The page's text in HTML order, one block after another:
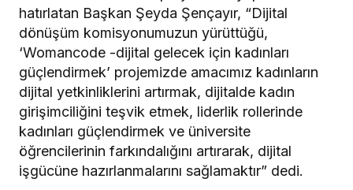
hatırlatan Başkan Şeyda Şençayır, “Dijital
dönüşüm komisyonumuzun yürüttüğü,
‘Womancode -dijital gelecek için kadınları
güçlendirmek’ projemizde amacımız kadınların
dijital yetkinliklerini artırmak, dijitalde kadın
girişimciliğini teşvik etmek, liderlik rollerinde
kadınları güçlendirmek ve üniversite
öğrencilerinin farkındalığını artırarak, dijital
işgücüne hazırlanmalarını sağlamaktır” dedi.